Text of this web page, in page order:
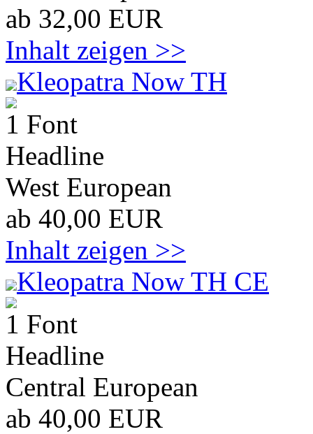
ab 32,00 EUR
Inhalt zeigen >>
Kleopatra Now TH
1 Font
Headline
West European
ab 40,00 EUR
Inhalt zeigen >>
Kleopatra Now TH CE
1 Font
Headline
Central European
ab 40,00 EUR